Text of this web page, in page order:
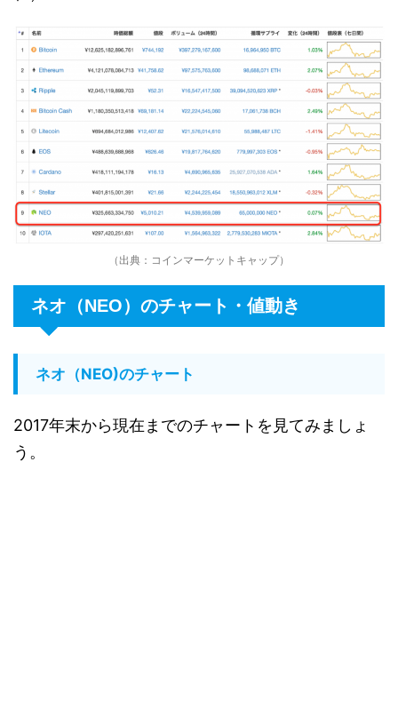
（出典：コインマーケットキャップ）
ネオ（NEO）のチャート・値動き
ネオ（NEO)のチャート
2017年末から現在までのチャートを見てみましょ
う。